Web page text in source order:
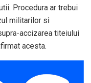
Procedura ar trebui
militarilor si
accizarea titeiului
acesta.